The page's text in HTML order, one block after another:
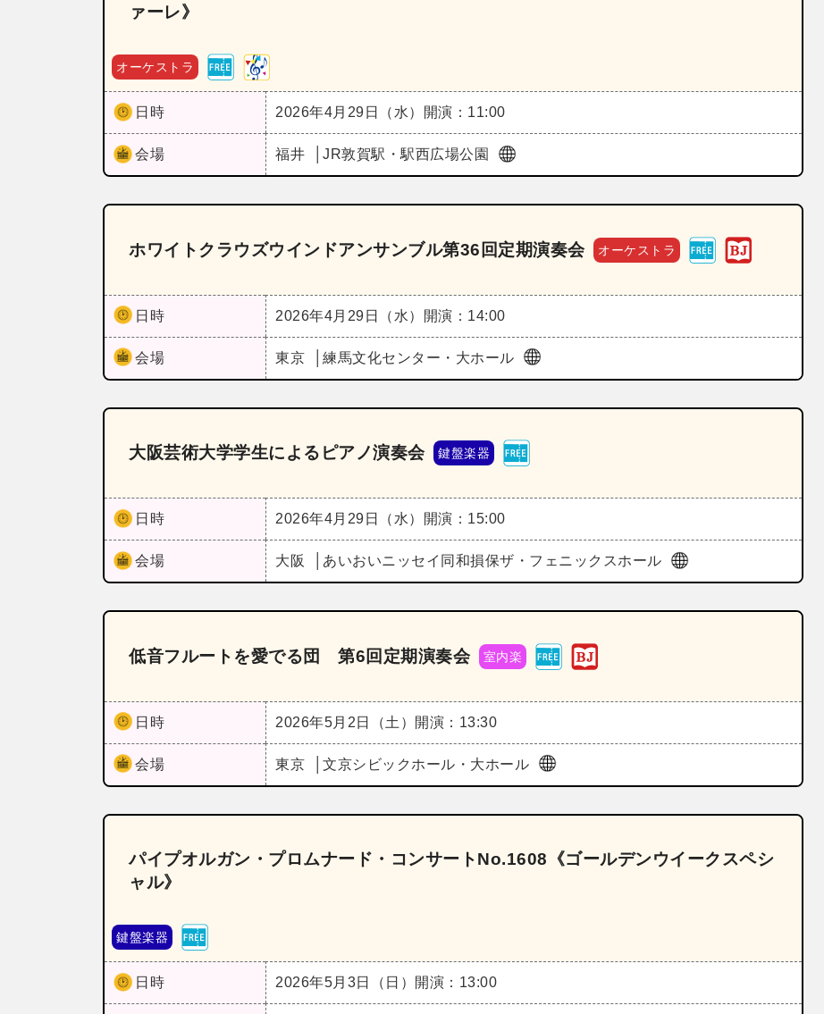
ァーレ》
オーケストラ
日時 2026年4月29日（水） 開演：11:00
会場 福井 JR敦賀駅・駅西広場公園
ホワイトクラウズウインドアンサンブル第36回定期演奏会 オーケストラ
日時 2026年4月29日（水） 開演：14:00
会場 東京 練馬文化センター・大ホール
大阪芸術大学学生によるピアノ演奏会 鍵盤楽器
日時 2026年4月29日（水） 開演：15:00
会場 大阪 あいおいニッセイ同和損保ザ・フェニックスホール
低音フルートを愛でる団 第6回定期演奏会 室内楽
日時 2026年5月2日（土） 開演：13:30
会場 東京 文京シビックホール・大ホール
パイプオルガン・プロムナード・コンサートNo.1608《ゴールデンウイークスペシ
ャル》
鍵盤楽器
日時 2026年5月3日（日） 開演：13:00